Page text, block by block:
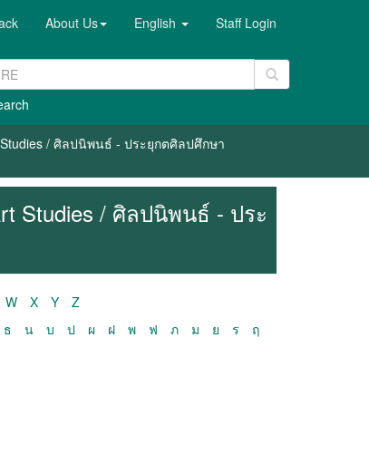
About Us English Staff Login
/ ศิลปนิพนธ์ - ประยุกตศิลปศึกษา
Studies / ศิลปนิพนธ์ - ประ
W X Y
Z
ธ น บ ป ผ ฝ พ ฟ ภ ม ย ร
ฤ